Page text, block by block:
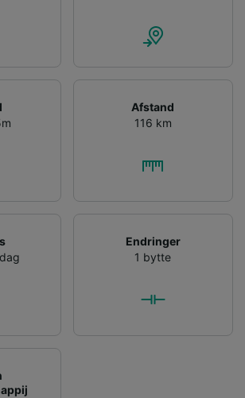
Afstand
116 km
Endringer
1 bytte